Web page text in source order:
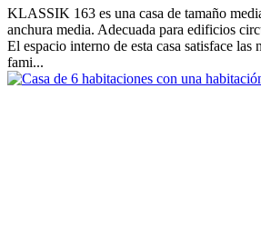
KLASSIK 163 es una casa de tamaño
anchura media. Adecuada para edificios
El espacio interno de esta casa satisface las
fami...